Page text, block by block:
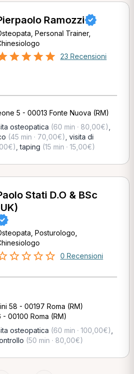
Ramozzi
Personal Trainer,
23 Recensioni
5 - 00013 Fonte Nuova (RM)
osteopatica (60 min · 80,00€)
(45 min · 70,00€) visita di
,taping (15 min · 15,00€)
Stati D.O & BSc
Posturologo,
0 Recensioni
58 - 00197 Roma (RM)
- 00100 Roma (RM)
osteopatica (60 min · 100,00€)
(50 min · 80,00€)